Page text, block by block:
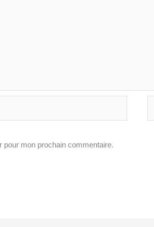
pour mon prochain commentaire.